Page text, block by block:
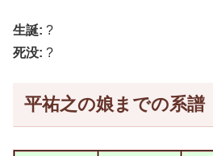
生誕: ?
死没: ?
平祐之の娘までの系譜